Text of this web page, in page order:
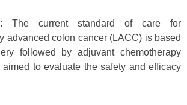
The current standard of care for
advanced colon cancer (LACC) is based
followed by adjuvant chemotherapy
aimed to evaluate the safety and efficacy